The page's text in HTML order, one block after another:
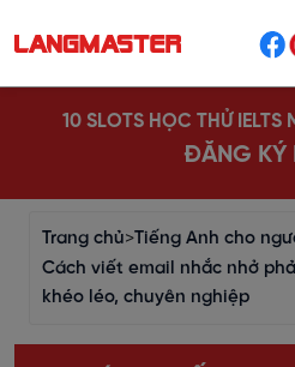
10 SLOTS HỌC THỬ IELTS
ĐĂNG KÝ
Trang chủ>Tiếng Anh cho
Cách viết email nhắc nhở
khéo léo, chuyên nghiệp